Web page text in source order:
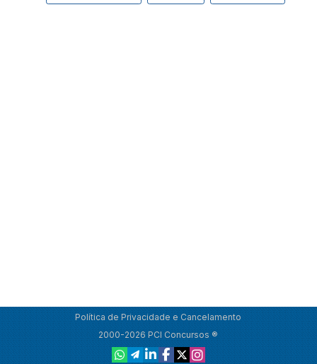
Política de Privacidade e Cancelamento
2000-2026 PCI Concursos ®